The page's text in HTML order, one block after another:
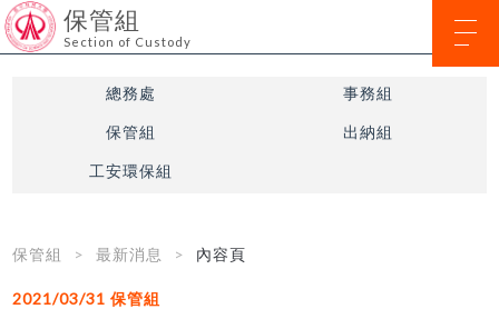
保管組
Section of Custody
總務處 事務組
保管組 出納組
工安環保組
保管組 最新消息 內容頁
2021/03/31保管組